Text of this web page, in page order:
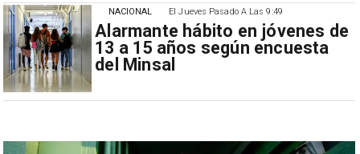
El Jueves Pasado A Las 9:49
Alarmante hábito en jóvenes de
13 a 15 años según encuesta
del Minsal
NACIONAL